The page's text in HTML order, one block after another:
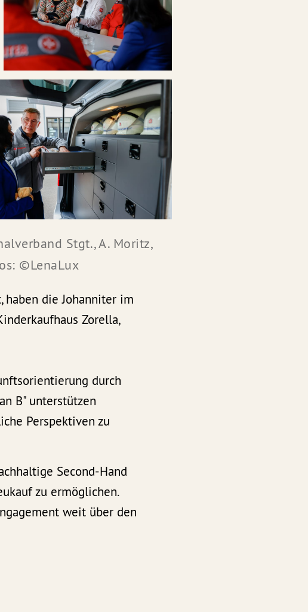
Stgt., A. Moritz,
©LenaLux
haben die Johanniter im
Zorella,
durch
B" unterstützen
Perspektiven zu
Second-Hand
zu ermöglichen.
weit über den